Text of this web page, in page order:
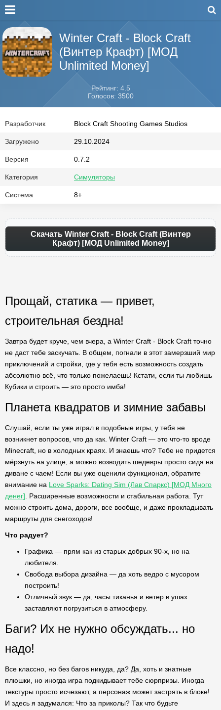
Winter Craft - Block Craft
(Винтер Крафт) [МОД
Unlimited Money]
Рейтинг: 4.5
Голосов: 3500
Разработчик Block Craft Shooting Games Studios
Загружено 29.10.2024
Версия 0.7.2
Категория Симуляторы
Система 8+
Скачать Winter Craft - Block Craft (Винтер
Крафт) [МОД Unlimited Money]
Прощай, статика — привет,
строительная бездна!
Завтра будет круче, чем вчера, а Winter Craft - Block Craft точно
не даст тебе заскучать. В общем, погнали в этот замерзший мир
приключений и стройки, где у тебя есть возможность создать
абсолютно всё, что только пожелаешь! Кстати, если ты любишь
Кубики и строить — это просто имба!
Планета квадратов и зимние забавы
Слушай, если ты уже играл в подобные игры, у тебя не
возникнет вопросов, что да как. Winter Craft — это что-то вроде
Minecraft, но в холодных краях. И знаешь что? Тебе не придется
мёрзнуть на улице, а можно возводить шедевры просто сидя на
диване с чаем! Если вы уже оценили функционал, обратите
внимание на Love Sparks: Dating Sim (Лав Спаркс) [МОД Много
денег] . Расширенные возможности и стабильная работа. Тут
можно строить дома, дороги, все вообще, и даже прокладывать
маршруты для снегоходов!
Что радует?
Графика — прям как из старых добрых 90-х, но на
любителя.
Свобода выбора дизайна — да хоть ведро с мусором
построить!
Отличный звук — да, часы тиканья и ветер в ушах
заставляют погрузиться в атмосферу.
Баги? Их не нужно обсуждать... но
надо!
Все классно, но без багов никуда, да? Да, хоть и знатные
плюшки, но иногда игра подкидывает тебе сюрпризы. Иногда
текстуры просто исчезают, а персонаж может застрять в блоке!
И здесь я задумался: Что за приколы? Так что будьте